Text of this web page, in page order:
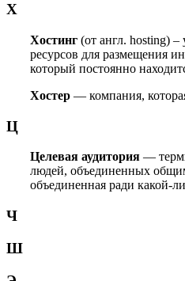
Х
Хостинг (от англ. hosting)
ресурсов для размещения
который постоянно
Хостер — компания,
Ц
Целевая аудитория —
людей, объединенных
объединенная ради какой-
Ч
Ш